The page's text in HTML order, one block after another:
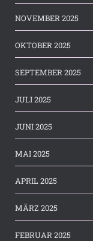
NOVEMBER 2025
OKTOBER 2025
SEPTEMBER 2025
JULI 2025
JUNI 2025
MAI 2025
APRIL 2025
MÄRZ 2025
FEBRUAR 2025